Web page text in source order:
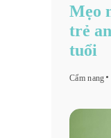
Mẹo
trẻ
tuổi
Cẩm nang